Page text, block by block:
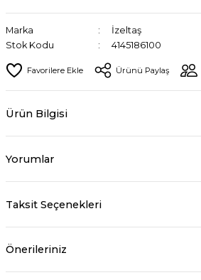
Marka
İzeltaş
Stok Kodu
4145186100
Ürünü Paylaş
Ürün Bilgisi
Yorumlar
Taksit Seçenekleri
Önerileriniz